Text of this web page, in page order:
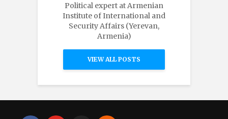
Political expert at Armenian
Institute of International and
Security Affairs (Yerevan,
Armenia)
VIEW ALL POSTS